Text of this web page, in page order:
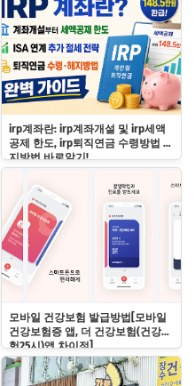
irp계좌란: irp계좌개설 및 irp세액
공제 한도, irp퇴직연금 수령방법 해
지방법 바로알기!
모바일 건강보험 발급방법[모바일
건강보험증 앱, 더 건강보험(건강보
험25시)앱 차이점]